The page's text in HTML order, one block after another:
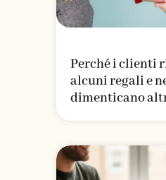
Perché i clienti
alcuni regali e
dimenticano